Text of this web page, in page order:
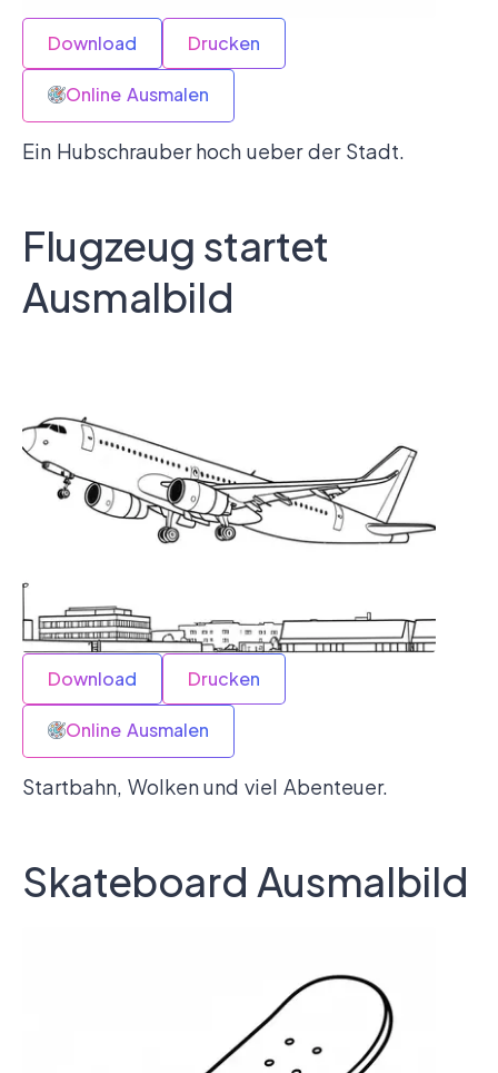
Download Drucken
Online Ausmalen
Ein Hubschrauber hoch ueber der Stadt.
Flugzeug startet
Ausmalbild
Download Drucken
Online Ausmalen
Startbahn, Wolken und viel Abenteuer.
Skateboard Ausmalbild